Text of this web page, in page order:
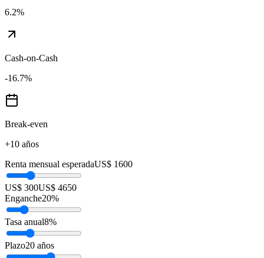
6.2%
Cash-on-Cash
-16.7%
Break-even
+10 años
Renta mensual esperadaUS$ 1600
US$ 300US$ 4650
Enganche20%
Tasa anual8%
Plazo20 años